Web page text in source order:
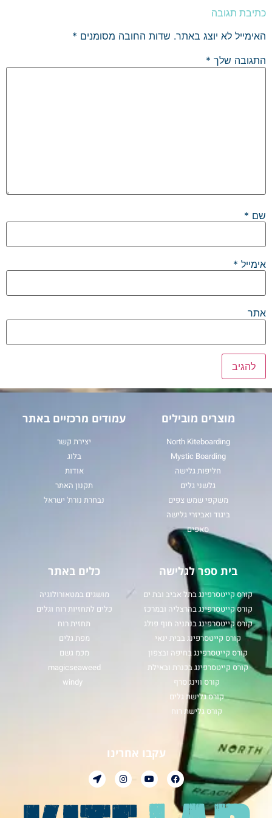
כתיבת תגובה
האימייל לא יוצג באתר. שדות החובה מסומנים *
התגובה שלך *
שם *
אימייל *
אתר
מוצרים מובילים
North Kiteboarding
Mystic Boarding
חליפות גלישה
גלשני גלים
משקפי שמש צפים
ביגוד ואביזרי גלישה
סאפים
עמודים מרכזיים באתר
יצירת קשר
בלוג
אודות
תקנון האתר
נבחרת נורת' ישראל
בית ספר לגלישה
קורס קייטסרפינג בתל אביב ובת ים
קורס קייטסרפינג בהרצליה ובמרכז
קורס קייטסרפינג בנתניה חוף פולג
קורס קייטסרפינג בבית ינאי
קורס קייטסרפינג בחיפה ובצפון
קורס קייטסרפינג בכנרת ובאילת
קורס ווינג סרף
קורס גלישת גלים
קורס גלישת רוח
כלים באתר
מושגים במטאורולוגיה
כלים לתחזיות רוח וגלים
תחזית רוח
מפת גלים
מכמ גשם
magicseaweed
windy
עקבו אחרינו